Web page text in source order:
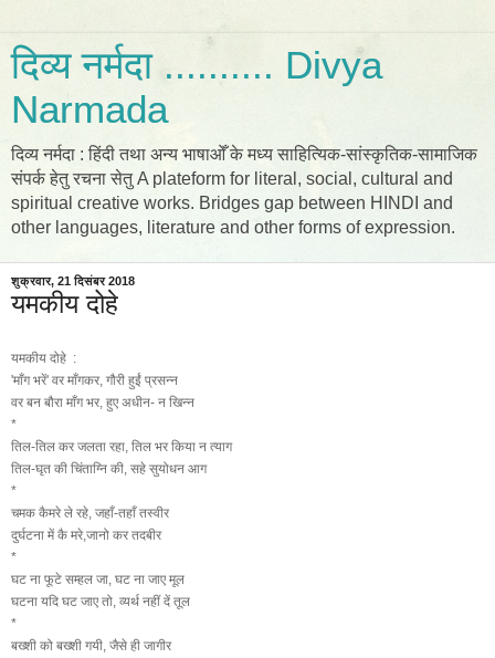
दिव्य नर्मदा .......... Divya
Narmada
दिव्य नर्मदा : हिंदी तथा अन्य भाषाओँ के मध्य साहित्यिक-सांस्कृतिक-सामाजिक
संपर्क हेतु रचना सेतु A plateform for literal, social, cultural and
spiritual creative works. Bridges gap between HINDI and
other languages, literature and other forms of expression.
शुक्रवार, 21 दिसंबर 2018
यमकीय दोहे
यमकीय दोहे :
'माँग भरें' वर माँगकर, गौरी हुईं प्रसन्न
वर बन बौरा माँग भर, हुए अधीन- न खिन्न
*
तिल-तिल कर जलता रहा, तिल भर किया न त्याग
तिल-घृत की चिंताग्नि की, सहे सुयोधन आग
*
चमक कैमरे ले रहे, जहाँ-तहाँ तस्वीर
दुर्घटना में कै मरे,जानो कर तदबीर
*
घट ना फूटे सम्हल जा, घट ना जाए मूल
घटना यदि घट जाए तो, व्यर्थ नहीं दें तूल
*
बख्शी को बख्शी गयी, जैसे ही जागीर